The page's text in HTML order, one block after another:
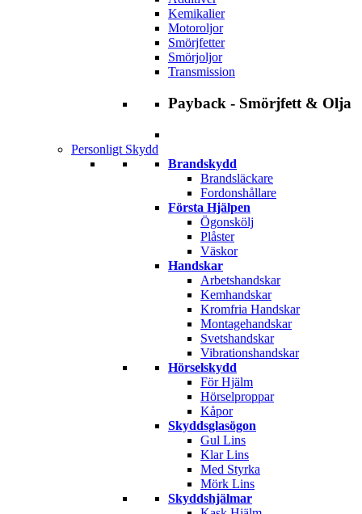
Kemikalier
Motoroljor
Smörjfetter
Smörjoljor
Transmission
Payback - Smörjfett & Olja
Personligt Skydd
Brandskydd
Brandsläckare
Fordonshållare
Första Hjälpen
Ögonskölj
Plåster
Väskor
Handskar
Arbetshandskar
Kemhandskar
Kromfria Handskar
Montagehandskar
Svetshandskar
Vibrationshandskar
Hörselskydd
För Hjälm
Hörselproppar
Kåpor
Skyddsglasögon
Gul Lins
Klar Lins
Med Styrka
Mörk Lins
Skyddshjälmar